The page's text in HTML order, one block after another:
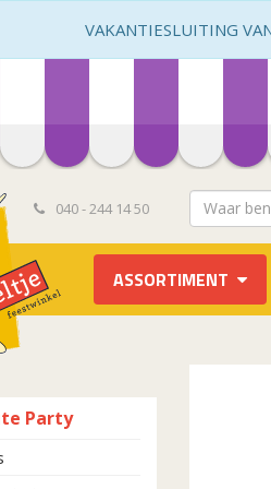
VAKANTIESLUITING
040 - 244 14 50
ASSORTIMENT
Party